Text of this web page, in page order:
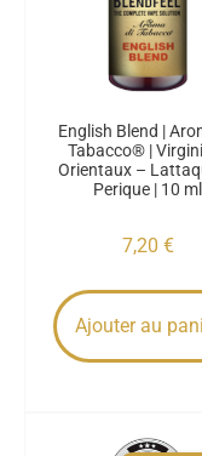
English Blend |
Tabacco® |
Orientaux –
Perique | 10 ml
7,20 €
Ajouter au